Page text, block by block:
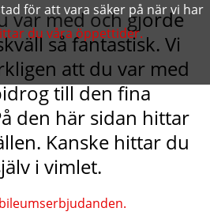
för att vara säker på när vi har
du våra öppettider.
var med och gjorde
så fantastisk. Vi
att du var med
till den fina
den här sidan hittar
Kanske hittar du
i vimlet.